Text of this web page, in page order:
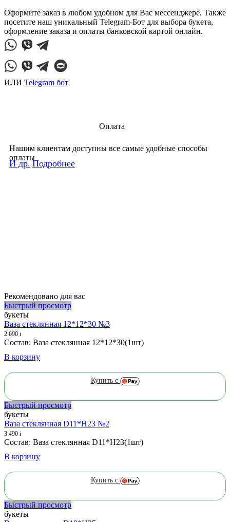
Оформите заказ в любом удобном для Вас мессенджере. Также
посетите наш уникальный Telegram-Бот для выбора букета,
оформление заказа и оплаты банковской картой онлайн.
ИЛИ Telegram бот
Оплата
Нашим клиентам доступны все самые удобные способы
оплаты
И др. Подробнее
Рекомендовано для вас
Быстрый просмотр
букеты
Ваза стеклянная 12*12*30 №3
2 690 i
Состав: Ваза стеклянная 12*12*30(1шт)
В корзину
Купить с
Быстрый просмотр
букеты
Ваза стеклянная D11*H23 №2
3 490 i
Состав: Ваза стеклянная D11*H23(1шт)
В корзину
Купить с
Быстрый просмотр
букеты